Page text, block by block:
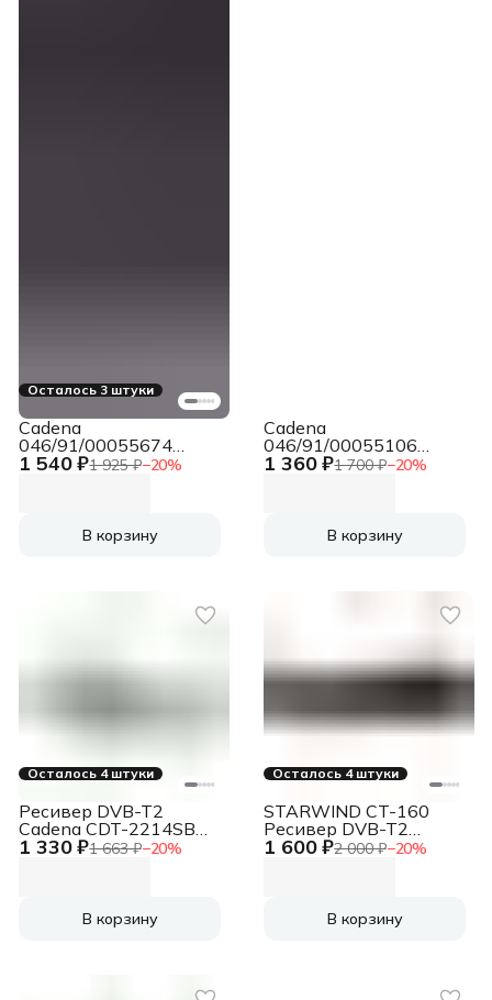
Осталось 3 штуки
1 540 ₽1 925 ₽−20%
Cadena
046/91/00055674
Ресивер DVB-T2 CDT-
В корзину
1 360 ₽1 700 ₽−20%
Cadena
046/91/00055106
Приемник цифровой
В корзину
Осталось 4 штуки
1 330 ₽1 663 ₽−20%
Ресивер DVB-T2
Cadena CDT-2214SB
белый
В корзину
Осталось 4 штуки
1 600 ₽2 000 ₽−20%
STARWIND CT-160
Ресивер DVB-T2
черный
В корзину